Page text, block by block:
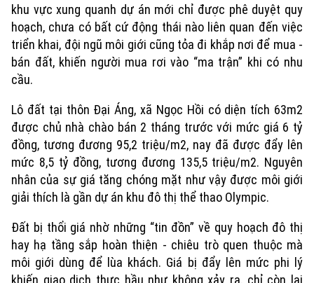
khu vực xung quanh dự án mới chỉ được phê duyệt quy
hoạch, chưa có bất cứ động thái nào liên quan đến việc
triển khai, đội ngũ môi giới cũng tỏa đi khắp nơi để mua -
bán đất, khiến người mua rơi vào “ma trận” khi có nhu
cầu.
Lô đất tại thôn Đại Áng, xã Ngọc Hồi có diện tích 63m2
được chủ nhà chào bán 2 tháng trước với mức giá 6 tỷ
đồng, tương đương 95,2 triệu/m2, nay đã được đẩy lên
mức 8,5 tỷ đồng, tương đương 135,5 triệu/m2. Nguyên
nhân của sự giá tăng chóng mặt như vậy được môi giới
giải thích là gần dự án khu đô thị thể thao Olympic.
Đất bị thổi giá nhờ những “tin đồn” về quy hoạch đô thị
hay hạ tầng sắp hoàn thiện - chiêu trò quen thuộc mà
môi giới dùng để lùa khách. Giá bị đẩy lên mức phi lý
khiến giao dịch thực hầu như không xảy ra, chỉ còn lại